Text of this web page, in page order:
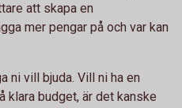
att skapa en
mer pengar på och var kan
ni vill bjuda. Vill ni ha en
klara budget, är det kanske